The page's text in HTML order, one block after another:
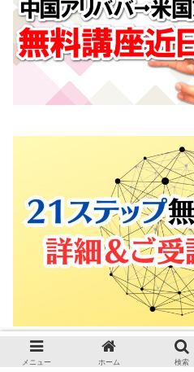
メニュー ホーム 検索